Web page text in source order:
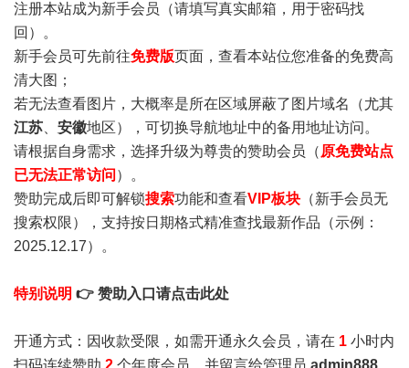
注册本站成为新手会员 （请填写真实邮箱，用于密码找
回）。
新手会员可先前往免费版页面，查看本站位您准备的免费高
清大图；
若无法查看图片，大概率是所在区域屏蔽了图片域名（尤其
江苏
安徽地区），可切换导航地址中的备用地址访问。
请根据自身需求，选择升级为尊贵的赞助会员（ 原免费站点
已无法正常访问 ）。
赞助完成后即可解锁搜索功能和查看VIP板块 （新手会员无
搜索权限），支持按日期格式精准查找最新作品（示例：
2025.12.17）。
特别说明 👉 赞助入口请点击此处
开通方式：因收款受限，如需开通永久会员，请在 1 小时内
扫码连续赞助 2 个年度会员，并留言给管理员 admin888